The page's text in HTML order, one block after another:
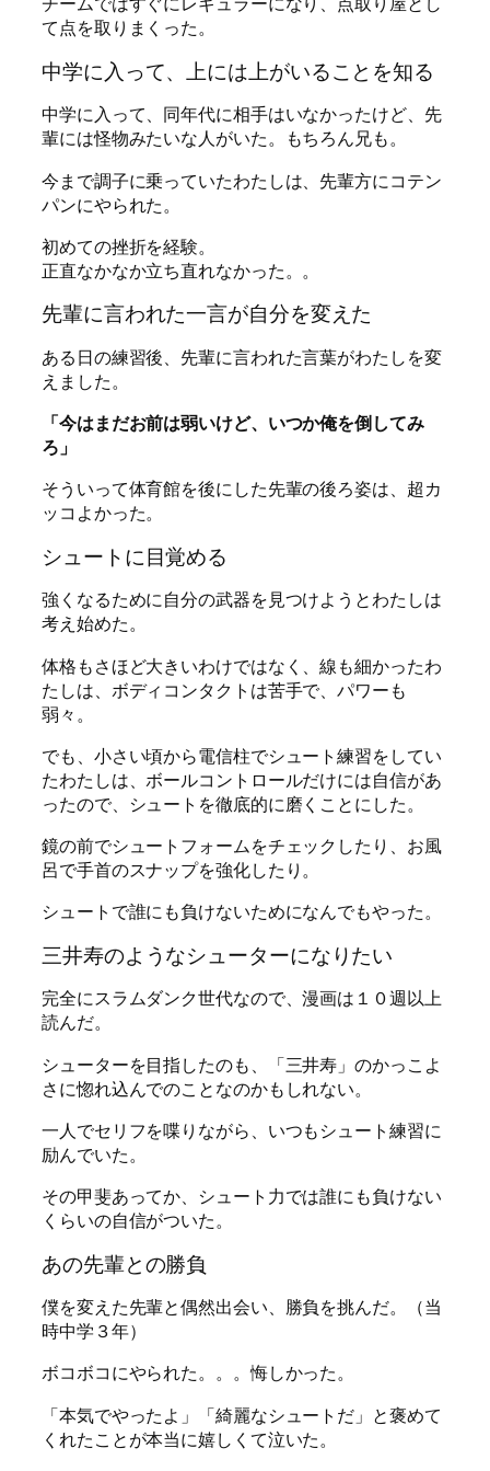
て点を取りまくった。
中学に入って、上には上がいることを知る
中学に入って、同年代に相手はいなかったけど、先
輩には怪物みたいな人がいた。もちろん兄も。
今まで調子に乗っていたわたしは、先輩方にコテン
パンにやられた。
初めての挫折を経験。
正直なかなか立ち直れなかった。。
先輩に言われた一言が自分を変えた
ある日の練習後、先輩に言われた言葉がわたしを変
えました。
「今はまだお前は弱いけど、いつか俺を倒してみ
ろ」
そういって体育館を後にした先輩の後ろ姿は、超カ
ッコよかった。
シュートに目覚める
強くなるために自分の武器を見つけようとわたしは
考え始めた。
体格もさほど大きいわけではなく、線も細かったわ
たしは、ボディコンタクトは苦手で、パワーも
弱々。
でも、小さい頃から電信柱でシュート練習をしてい
たわたしは、ボールコントロールだけには自信があ
ったので、シュートを徹底的に磨くことにした。
鏡の前でシュートフォームをチェックしたり、お風
呂で手首のスナップを強化したり。
シュートで誰にも負けないためになんでもやった。
三井寿のようなシューターになりたい
完全にスラムダンク世代なので、漫画は１０週以上
読んだ。
シューターを目指したのも、「三井寿」のかっこよ
さに惚れ込んでのことなのかもしれない。
一人でセリフを喋りながら、いつもシュート練習に
励んでいた。
その甲斐あってか、シュート力では誰にも負けない
くらいの自信がついた。
あの先輩との勝負
僕を変えた先輩と偶然出会い、勝負を挑んだ。（当
時中学３年）
ボコボコにやられた。。。悔しかった。
「本気でやったよ」「綺麗なシュートだ」と褒めて
くれたことが本当に嬉しくて泣いた。